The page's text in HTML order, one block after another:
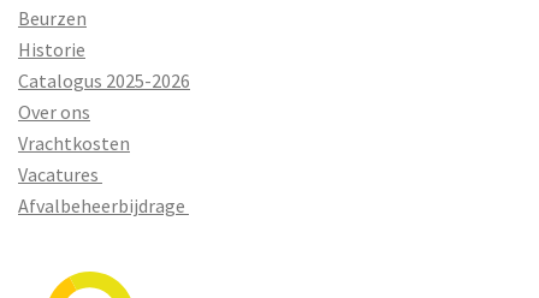
Beurzen
Historie
Catalogus 2025-2026
Over ons
Vrachtkosten
Vacatures
Afvalbeheerbijdrage